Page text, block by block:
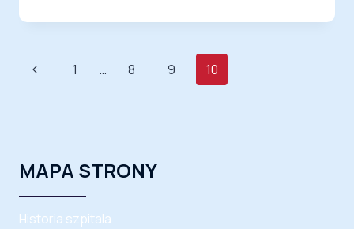
Nawigacja
Poprzednia
1 … 8 9 10
MAPA STRONY
Historia szpitala